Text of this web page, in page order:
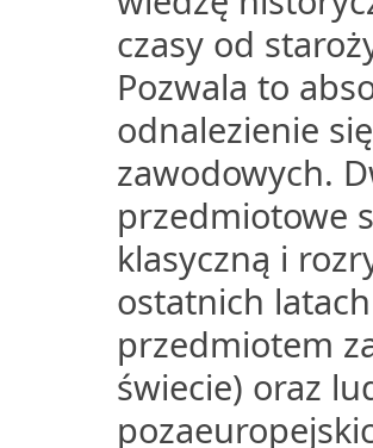
czasy od
Pozwala to
odnalezienie
zawodowych.
przedmiotowe
klasyczną i
ostatnich
przedmiotem
świecie) oraz